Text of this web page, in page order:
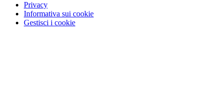
Privacy
Informativa sui cookie
Gestisci i cookie